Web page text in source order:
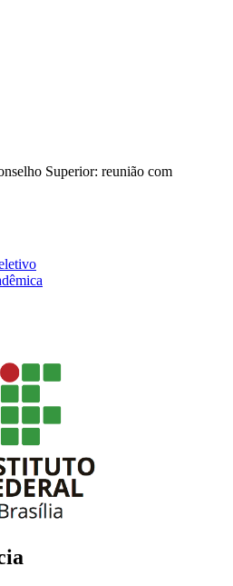
Superior: reunião com